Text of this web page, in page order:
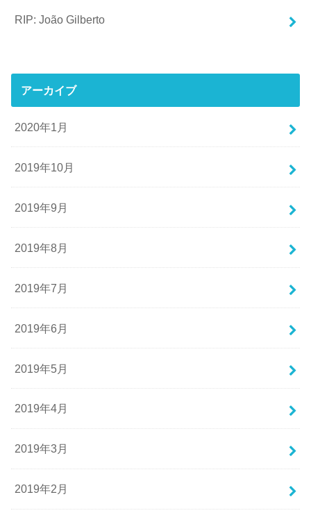
RIP: João Gilberto
アーカイブ
2020年1月
2019年10月
2019年9月
2019年8月
2019年7月
2019年6月
2019年5月
2019年4月
2019年3月
2019年2月